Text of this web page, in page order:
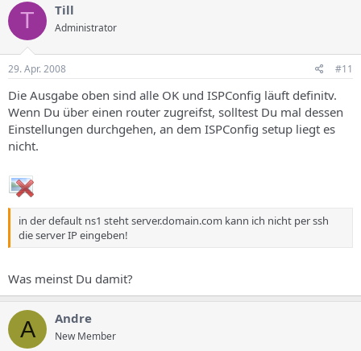
T Till
Administrator
29. Apr. 2008 #11
Die Ausgabe oben sind alle OK und ISPConfig läuft definitv.
Wenn Du über einen router zugreifst, solltest Du mal dessen
Einstellungen durchgehen, an dem ISPConfig setup liegt es
nicht.
in der default ns1 steht server.domain.com kann ich nicht per ssh
die server IP eingeben!
Was meinst Du damit?
A Andre
New Member